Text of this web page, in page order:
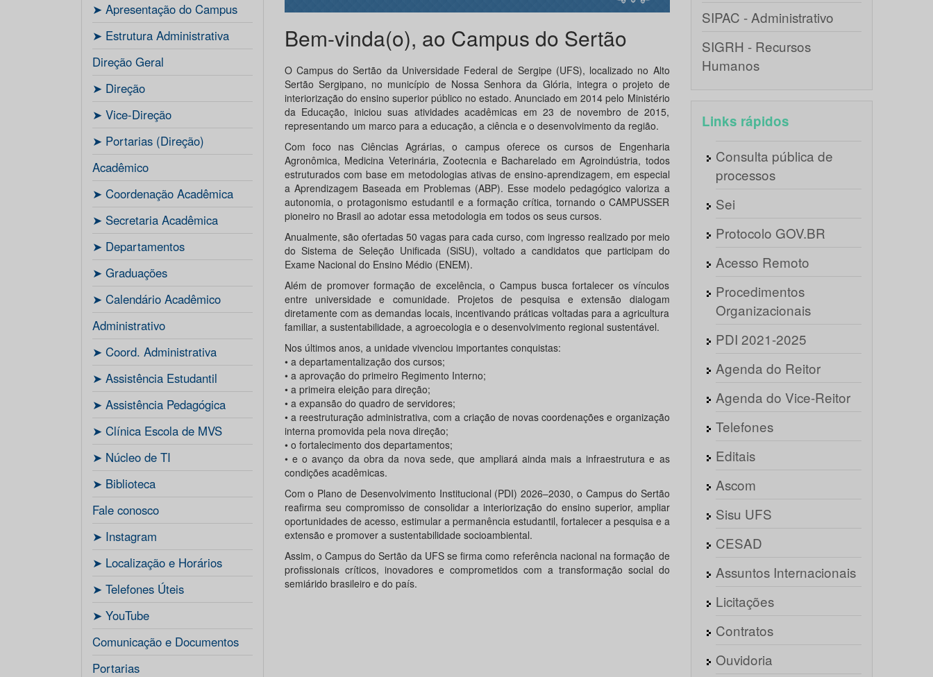
ㅤ➤ Apresentação do Campus
ㅤ➤ Estrutura Administrativa
Direção Geral
ㅤ➤ Direção
ㅤ➤ Vice-Direção
ㅤ➤ Portarias (Direção)
Acadêmico
ㅤ➤ Coordenação Acadêmica
ㅤㅤ➤ Secretaria Acadêmica
ㅤ➤ Departamentos
ㅤ➤ Graduações
ㅤ➤ Calendário Acadêmico
Administrativo
ㅤ➤ Coord. Administrativa
ㅤ➤ Assistência Estudantil
ㅤ➤ Assistência Pedagógica
ㅤ➤ Clínica Escola de MVS
ㅤ➤ Núcleo de TI
ㅤ➤ Biblioteca
Fale conosco
ㅤ➤ Instagram
ㅤ➤ Localização e Horários
ㅤ➤ Telefones Úteis
ㅤ➤ YouTube
Comunicação e Documentos
Portarias
Bem-vinda(o), ao Campus do Sertão
O Campus do Sertão da Universidade Federal de Sergipe (UFS), localizado no Alto
Sertão Sergipano, no município de Nossa Senhora da Glória, integra o projeto de
interiorização do ensino superior público no estado. Anunciado em 2014 pelo Ministério
da Educação, iniciou suas atividades acadêmicas em 23 de novembro de 2015,
representando um marco para a educação, a ciência e o desenvolvimento da região.
Com foco nas Ciências Agrárias, o campus oferece os cursos de Engenharia
Agronômica, Medicina Veterinária, Zootecnia e Bacharelado em Agroindústria, todos
estruturados com base em metodologias ativas de ensino-aprendizagem, em especial
a Aprendizagem Baseada em Problemas (ABP). Esse modelo pedagógico valoriza a
autonomia, o protagonismo estudantil e a formação crítica, tornando o CAMPUSSER
pioneiro no Brasil ao adotar essa metodologia em todos os seus cursos.
Anualmente, são ofertadas 50 vagas para cada curso, com ingresso realizado por meio
do Sistema de Seleção Unificada (SiSU), voltado a candidatos que participam do
Exame Nacional do Ensino Médio (ENEM).
Além de promover formação de excelência, o Campus busca fortalecer os vínculos
entre universidade e comunidade. Projetos de pesquisa e extensão dialogam
diretamente com as demandas locais, incentivando práticas voltadas para a agricultura
familiar, a sustentabilidade, a agroecologia e o desenvolvimento regional sustentável.
Nos últimos anos, a unidade vivenciou importantes conquistas:
• a departamentalização dos cursos;
• a aprovação do primeiro Regimento Interno;
• a primeira eleição para direção;
• a expansão do quadro de servidores;
• a reestruturação administrativa, com a criação de novas coordenações e organização
interna promovida pela nova direção;
• o fortalecimento dos departamentos;
• e o avanço da obra da nova sede, que ampliará ainda mais a infraestrutura e as
condições acadêmicas.
Com o Plano de Desenvolvimento Institucional (PDI) 2026–2030, o Campus do Sertão
reafirma seu compromisso de consolidar a interiorização do ensino superior, ampliar
oportunidades de acesso, estimular a permanência estudantil, fortalecer a pesquisa e a
extensão e promover a sustentabilidade socioambiental.
Assim, o Campus do Sertão da UFS se firma como referência nacional na formação de
profissionais críticos, inovadores e comprometidos com a transformação social do
semiárido brasileiro e do país.
SIPAC - Administrativo
SIGRH - Recursos
Humanos
Links rápidos
Consulta pública de
processos
Sei
Protocolo GOV.BR
Acesso Remoto
Procedimentos
Organizacionais
PDI 2021-2025
Agenda do Reitor
Agenda do Vice-Reitor
Telefones
Editais
Ascom
Sisu UFS
CESAD
Assuntos Internacionais
Licitações
Contratos
Ouvidoria